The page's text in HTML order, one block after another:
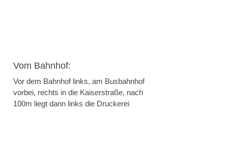
Vom Bahnhof:
Vor dem Bahnhof links, am Busbahnhof
vorbei, rechts in die Kaiserstraße, nach
100m liegt dann links die Druckerei